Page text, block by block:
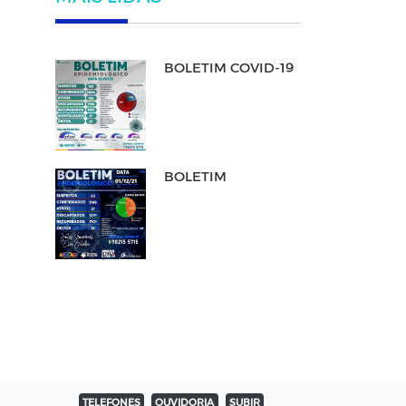
BOLETIM COVID-19
BOLETIM
TELEFONES OUVIDORIA SUBIR